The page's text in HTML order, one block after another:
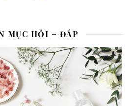
MỤC HỎI – ĐÁP